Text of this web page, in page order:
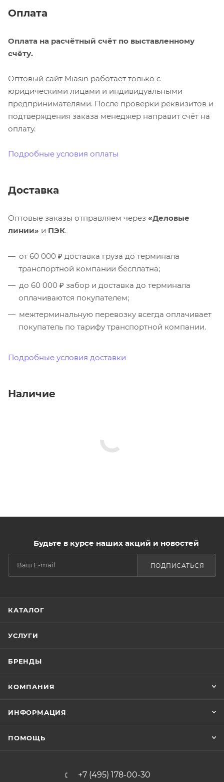
Оплата
Оплата на расчётный счёт по выставленному
счёту.
Оптовый сайт Miasin работает только с
юридическими лицами и индивидуальными
предпринимателями. После проверки реквизитов и
подтверждения заказа менеджер направит счёт на
оплату.
Подробные условия оплаты
Доставка
Оптовые заказы отправляем через «Деловые
линии» и ПЭК.
от 60 000 ₽ доставка груза до терминала
транспортной компании бесплатна;
до 60 000 ₽ забор и доставка до терминала
оплачиваются покупателем;
межтерминальную перевозку всегда оплачивает
покупатель по тарифу транспортной компании.
Подробные условия доставки
Наличие
Будьте в курсе наших акций и новостей
ПОДПИСАТЬСЯ
КАТАЛОГ
УСЛУГИ
БРЕНДЫ
КОМПАНИЯ
ИНФОРМАЦИЯ
ПОМОЩЬ
+7 (495) 178-00-30